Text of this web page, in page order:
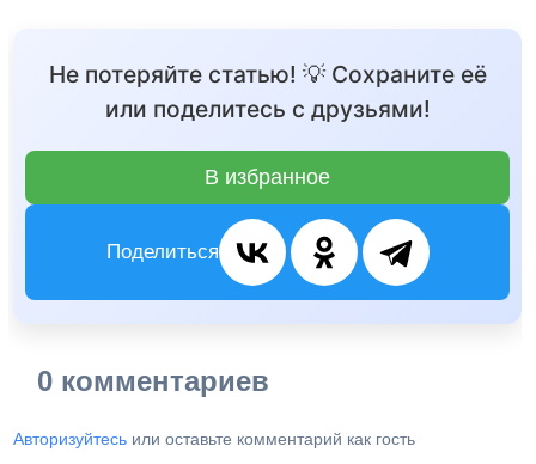
Не потеряйте статью! 💡 Сохраните её
или поделитесь с друзьями!
В избранное
Поделиться
0 комментариев
Авторизуйтесь или оставьте комментарий как гость